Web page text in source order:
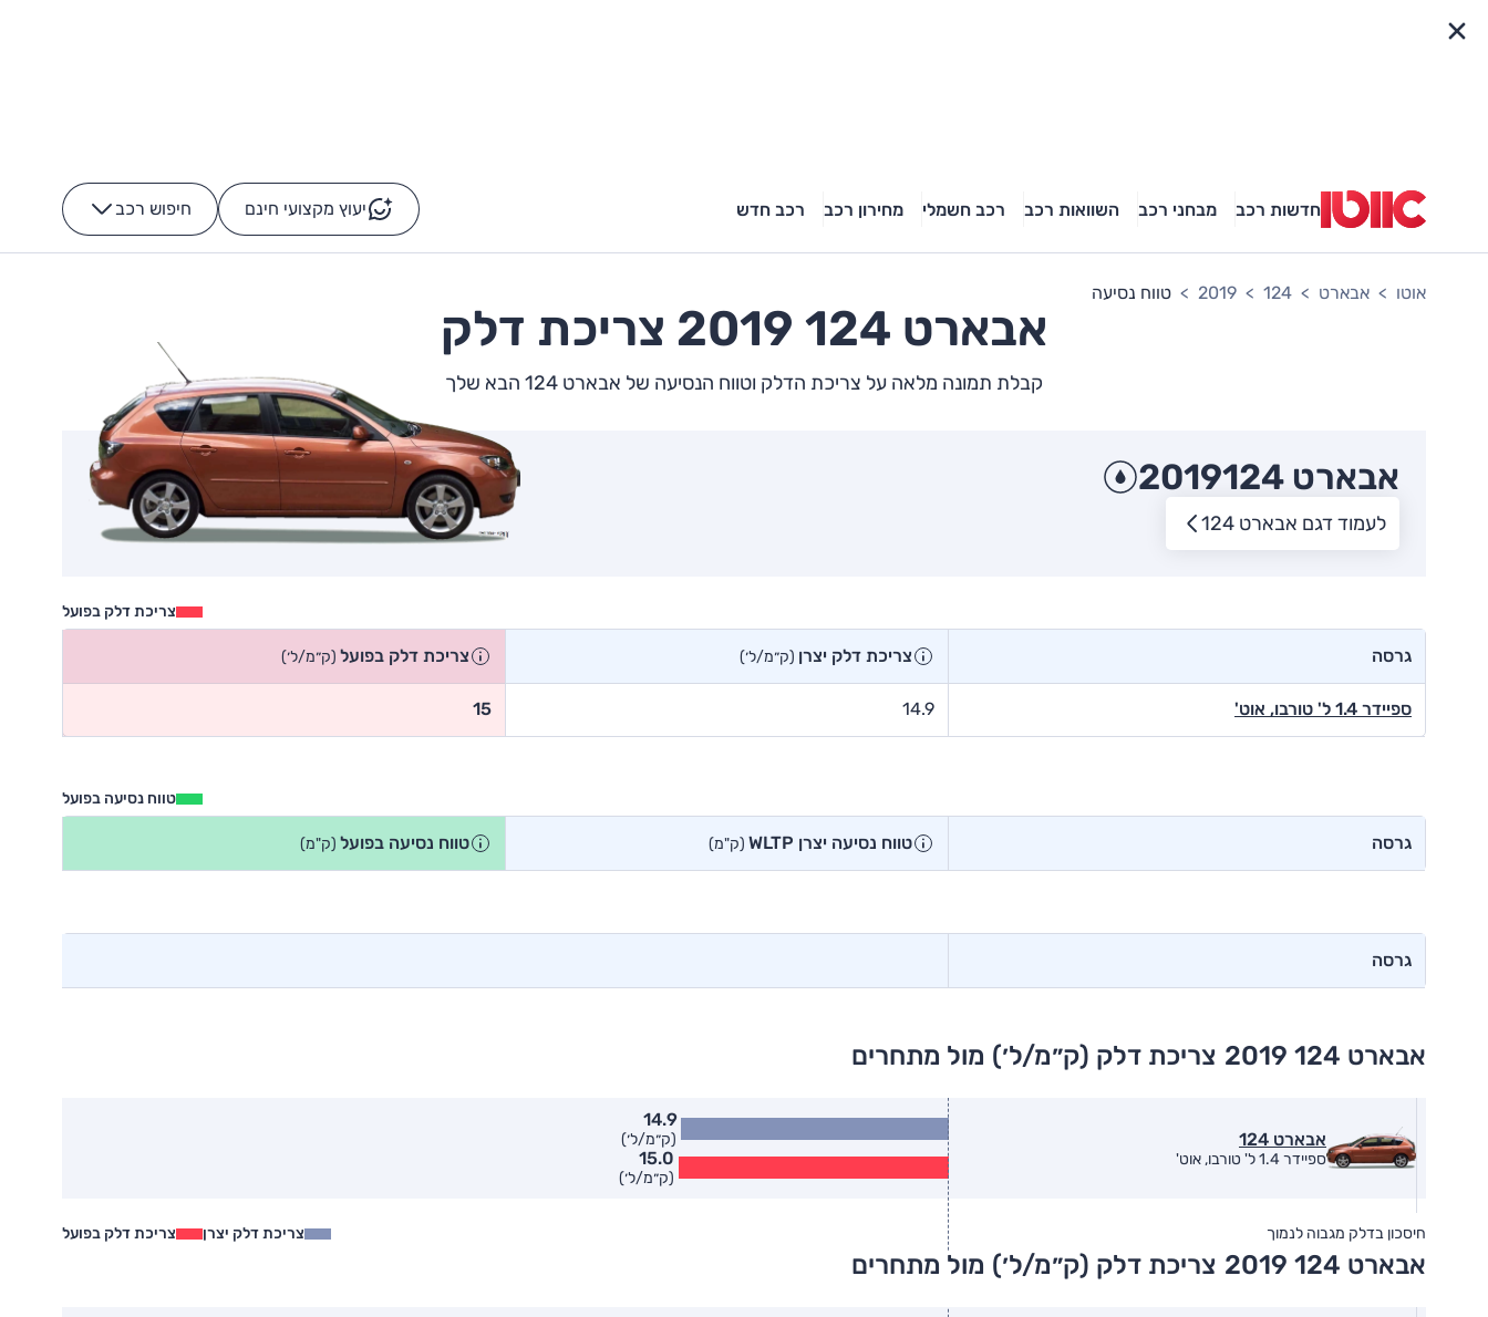
חדשות רכב מבחני רכב השוואות רכב רכב חשמלי מחירון רכב רכב חדש יעוץ מקצועי חינם חיפוש רכב -
אוטו אבארט 124
2019 טווח נסיעה
אבארט 124
קבלת תמונה מלאה על צריכת הדלק וטווח הנסיעה של אבארט 124 הבא שלך
אבארט 124 2019
לעמוד דגם אבארט 124
צריכת דלק בפועל
גרסה צריכת דלק יצרן (ק״מ/ל׳) צריכת דלק בפועל (ק״מ/ל׳)
ספיידר 1.4 ל' טורבו, אוט' 14.9
15
טווח נסיעה בפועל
גרסה טווח נסיעה יצרן WLTP (ק"מ) טווח נסיעה בפועל (ק"מ)
גרסה
אבארט 124 2019 צריכת דלק (ק״מ/ל׳) מול מתחרים
אבארט 124
ספיידר 1.4 ל' טורבו, אוט'
14.9
(ק״מ/ל׳)
15.0
(ק״מ/ל׳)
חיסכון בדלק מגבוה לנמוך צריכת דלק יצרן צריכת דלק בפועל
אבארט 124 2019 צריכת דלק (ק״מ/ל׳) מול מתחרים